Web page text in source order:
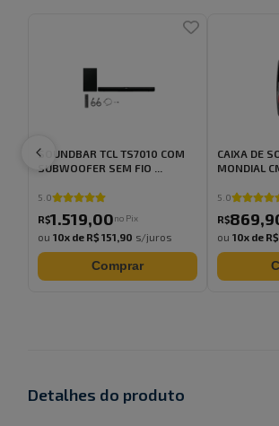
SOUNDBAR TCL TS7010 COM
SUBWOOFER SEM FIO ...
5.0
R$1.519,00no Pix
ou 10x de R$ 151,90 s/juros
Comprar
CAIXA DE
MONDIAL
5.0
R$869,
ou 10x de
Detalhes do produto